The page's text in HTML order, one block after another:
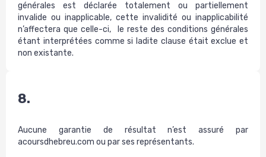
générales est déclarée totalement ou partiellement
invalide ou inapplicable, cette invalidité ou inapplicabilité
n’affectera que celle-ci, le reste des conditions générales
étant interprétées comme si ladite clause était exclue et
non existante.
8.
Aucune garantie de résultat n’est assuré par
acoursdhebreu.com ou par ses représentants.